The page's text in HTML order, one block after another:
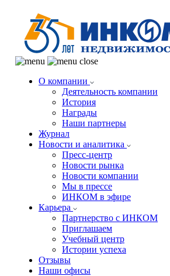
О компании
Деятельность компании
История
Награды
Наши партнеры
Журнал
Новости и аналитика
Пресс-центр
Новости рынка
Новости компании
Мы в прессе
ИНКОМ в эфире
Карьера
Партнерство с ИНКОМ
Приглашаем
Учебный центр
Истории успеха
Отзывы
Наши офисы